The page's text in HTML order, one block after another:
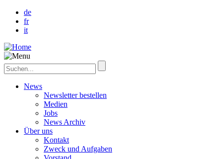
de
fr
it
News
Newsletter bestellen
Medien
Jobs
News Archiv
Über uns
Kontakt
Zweck und Aufgaben